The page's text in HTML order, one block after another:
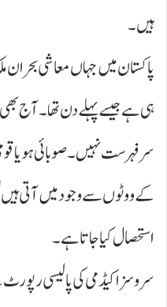
ہیں۔
پاکستان میں جہاں معاشی
ہی ہے جیسے پہلے دن تھا۔ آج
سرفہرست نہیں۔ صوبائی ہو یا
کے ووٹوں سے وجود میں آتی ہیں
استحصال کیا جاتاہے ۔